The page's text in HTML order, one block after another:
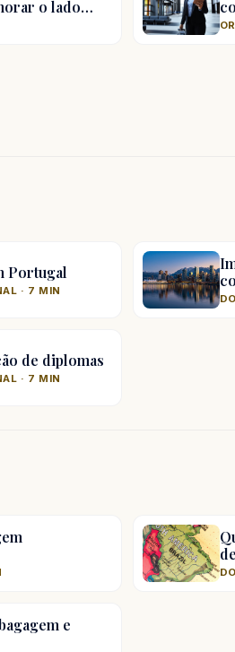
o lado…
Portugal
· 7 MIN
de diplomas
· 7 MIN
e